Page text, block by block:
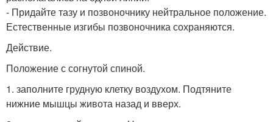
- Придайте тазу и позвоночнику нейтральное положение.
Естественные изгибы позвоночника сохраняются.
Действие.
Положение с согнутой спиной.
1. заполните грудную клетку воздухом. Подтяните
нижние мышцы живота назад и вверх.